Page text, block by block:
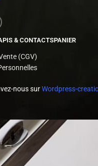
& CONTACTSPANIER
(CGV)
nous surWordpress-
Tous droits réservés